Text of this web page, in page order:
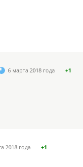
6 марта 2018 года +1
2018 года +1